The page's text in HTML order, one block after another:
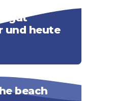
und heute
beach